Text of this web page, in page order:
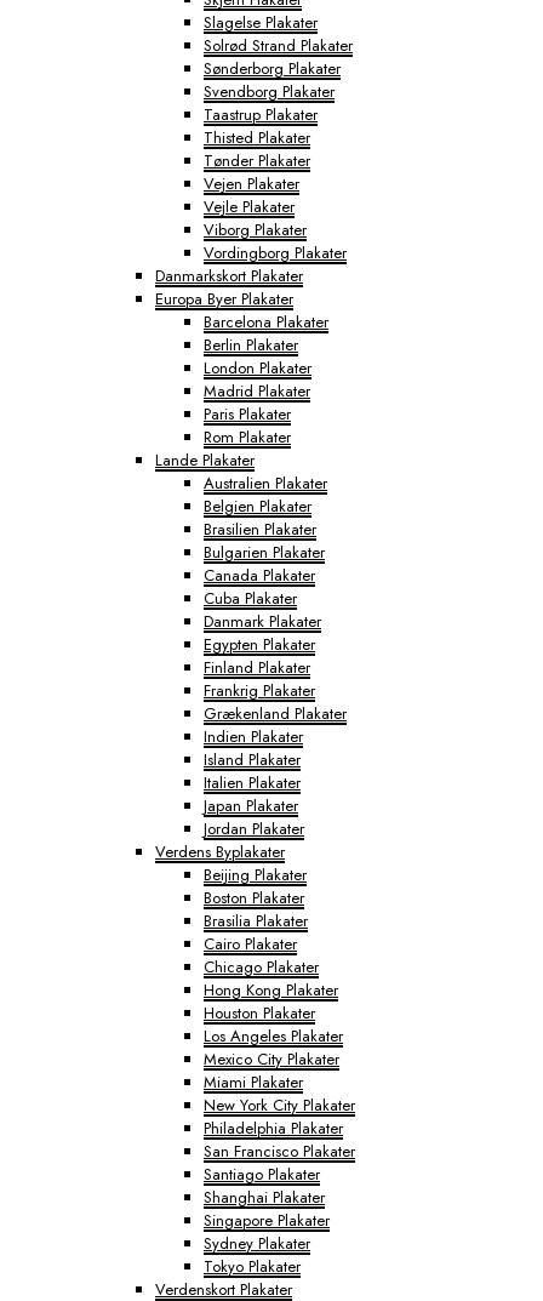
Slagelse Plakater
Solrød Strand Plakater
Sønderborg Plakater
Svendborg Plakater
Taastrup Plakater
Thisted Plakater
Tønder Plakater
Vejen Plakater
Vejle Plakater
Viborg Plakater
Vordingborg Plakater
Danmarkskort Plakater
Europa Byer Plakater
Barcelona Plakater
Berlin Plakater
London Plakater
Madrid Plakater
Paris Plakater
Rom Plakater
Lande Plakater
Australien Plakater
Belgien Plakater
Brasilien Plakater
Bulgarien Plakater
Canada Plakater
Cuba Plakater
Danmark Plakater
Egypten Plakater
Finland Plakater
Frankrig Plakater
Grækenland Plakater
Indien Plakater
Island Plakater
Italien Plakater
Japan Plakater
Jordan Plakater
Verdens Byplakater
Beijing Plakater
Boston Plakater
Brasilia Plakater
Cairo Plakater
Chicago Plakater
Hong Kong Plakater
Houston Plakater
Los Angeles Plakater
Mexico City Plakater
Miami Plakater
New York City Plakater
Philadelphia Plakater
San Francisco Plakater
Santiago Plakater
Shanghai Plakater
Singapore Plakater
Sydney Plakater
Tokyo Plakater
Verdenskort Plakater